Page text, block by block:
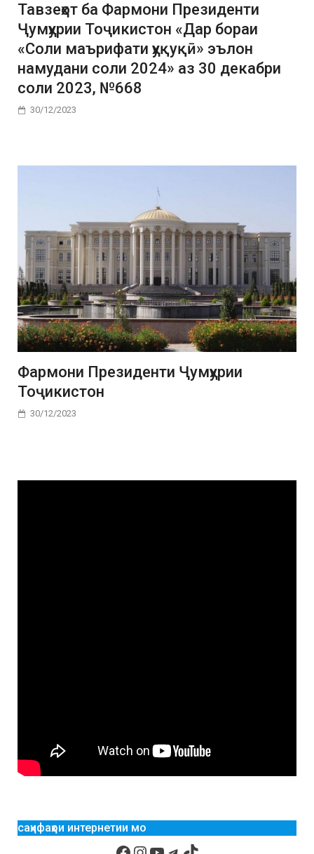
Тавзеҳот ба Фармони Президенти
Ҷумҳурии Тоҷикистон «Дар бораи
«Соли маърифати ҳуқуқӣ» эълон
намудани соли 2024» аз 30 декабри
соли 2023, №668
30/12/2023
Фармони Президенти Ҷумҳурии
Тоҷикистон
30/12/2023
саҳифаҳои интернетии мо